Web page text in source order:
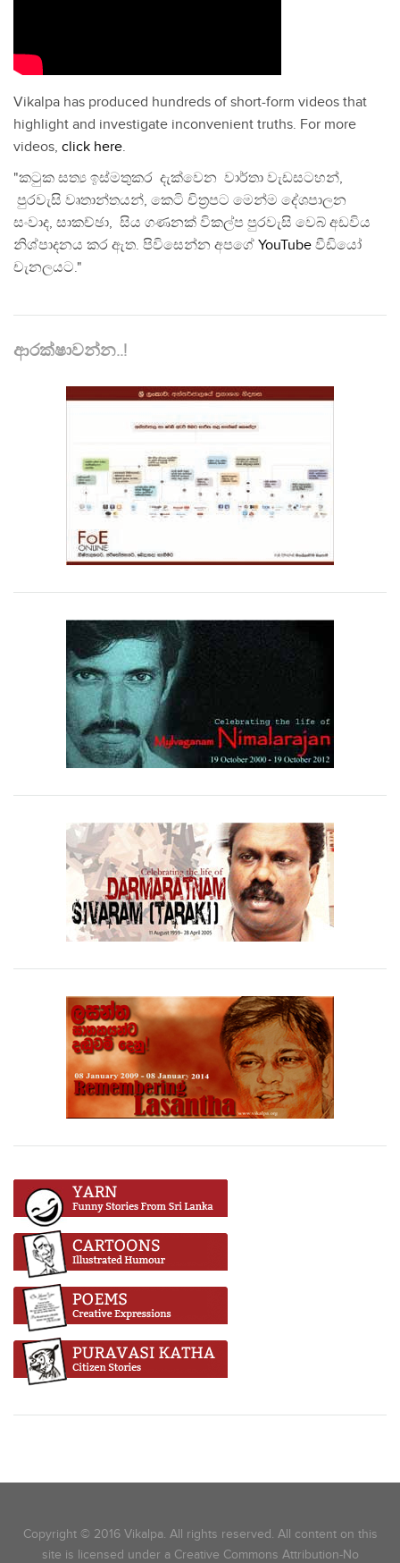
Vikalpa has produced hundreds of short-form videos that
highlight and investigate inconvenient truths. For more
videos, click here.
"කටුක සත්‍ය ඉස්මතුකර දැක්වෙන වාර්තා වැඩසටහන්,
පුරවැසි වෘතාන්තයන්, කෙටි චිත්‍රපට මෙන්ම දේශපාලන
සංවාද, සාකච්ඡා, සිය ගණනක් විකල්ප පුරවැසි වෙබ් අඩවිය
නිශ්පාදනය කර ඇත. පිවිසෙන්න අපගේ YouTube වීඩියෝ
චැනලයට."
ආරක්ෂාවන්න..!
Copyright © 2016 Vikalpa. All rights reserved. All content on this
site is licensed under a Creative Commons Attribution-No